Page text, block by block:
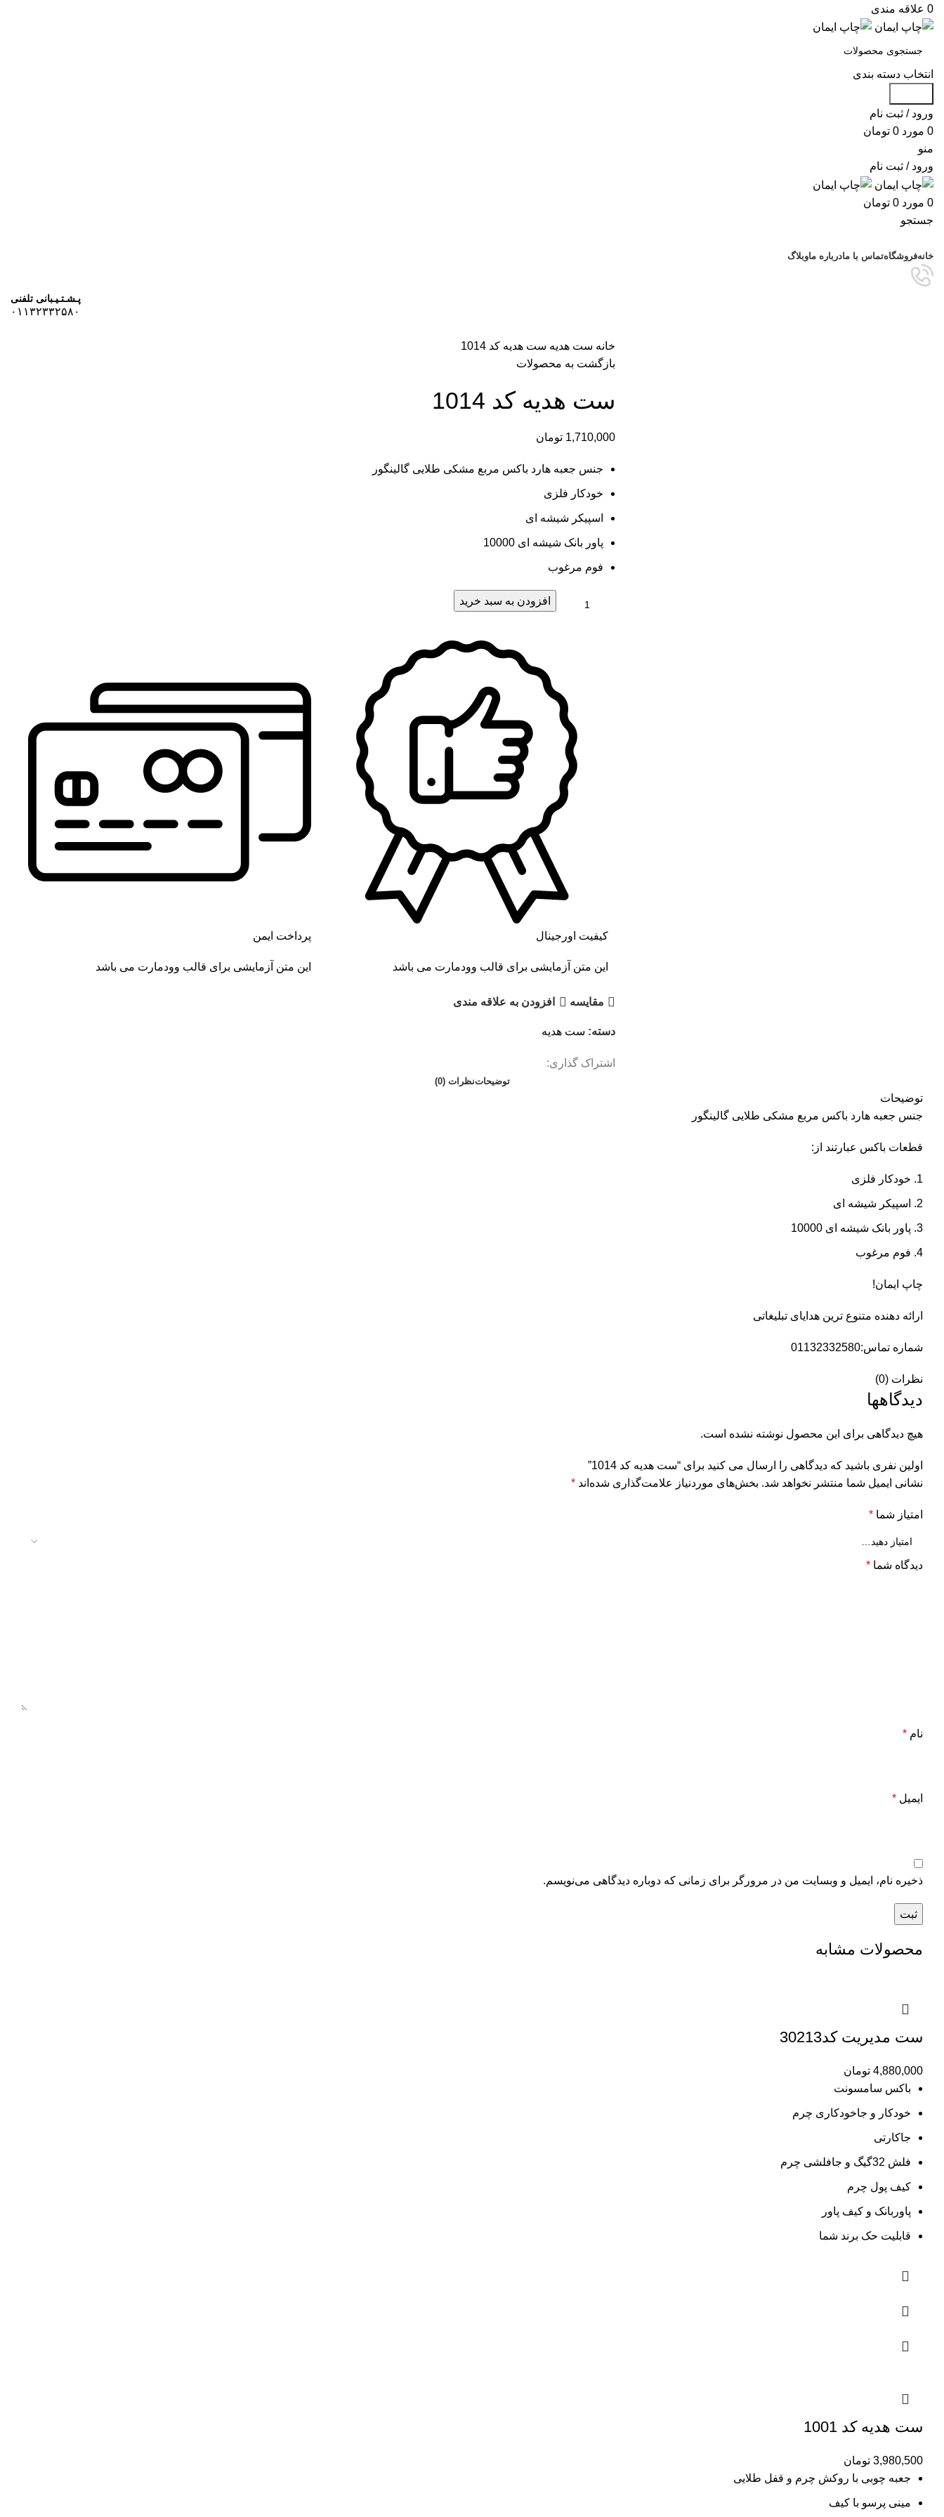
0 علاقه مندی
انتخاب دسته بندی
ورود / ثبت نام
0 مورد 0 تومان
منو
ورود / ثبت نام
0 مورد 0 تومان
جستجو
خانهفروشگاهتماس با مادرباره ماوبلاگ
پـشـتـیـبانی تلفنی
۰۱۱۳۲۳۳۲۵۸۰
خانه ست هدیه ست هدیه کد 1014
بازگشت به محصولات
ست هدیه کد 1014
1,710,000 تومان
جنس جعبه هارد باکس مربع مشکی طلایی گالینگور
خودکار فلزی
اسپیکر شیشه ای
پاور بانک شیشه ای 10000
فوم مرغوب
افزودن به سبد خرید
کیفیت اورجینال
این متن آزمایشی برای قالب وودمارت می باشد
پرداخت ایمن
این متن آزمایشی برای قالب وودمارت می باشد
مقايسه افزودن به علاقه مندی
دسته: ست هدیه
اشتراک گذاری:
توضیحاتنظرات (0)
توضیحات
جنس جعبه هارد باکس مربع مشکی طلایی گالینگور
قطعات باکس عبارتند از:
خودکار فلزی
اسپیکر شیشه ای
پاور بانک شیشه ای 10000
فوم مرغوب
چاپ ایمان!
ارائه دهنده متنوع ترین هدایای تبلیغاتی
شماره تماس:01132332580
نظرات (0)
دیدگاهها
هیچ دیدگاهی برای این محصول نوشته نشده است.
اولین نفری باشید که دیدگاهی را ارسال می کنید برای “ست هدیه کد 1014”
نشانی ایمیل شما منتشر نخواهد شد. بخش‌های موردنیاز علامت‌گذاری شده‌اند *
امتیاز شما *
دیدگاه شما *
نام *
ایمیل *
ذخیره نام، ایمیل و وبسایت من در مرورگر برای زمانی که دوباره دیدگاهی می‌نویسم.
محصولات مشابه
ست مدیریت کد30213
4,880,000 تومان
باکس سامسونت
خودکار و جاخودکاری چرم
جاکارتی
فلش 32گیگ و جافلشی چرم
کیف پول چرم
پاوربانک و کیف پاور
قابلیت حک برند شما
ست هدیه کد 1001
3,980,500 تومان
جعبه چوبی با روکش چرم و قفل طلایی
مینی پرسو با کیف